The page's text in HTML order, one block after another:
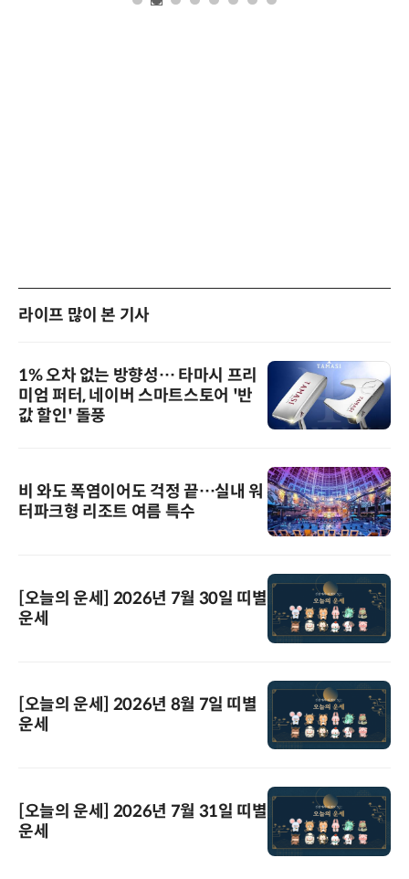
라이프 많이 본 기사
1% 오차 없는 방향성… 타마시 프리
미엄 퍼터, 네이버 스마트스토어 '반
값 할인' 돌풍
비 와도 폭염이어도 걱정 끝…실내 워
터파크형 리조트 여름 특수
[오늘의 운세] 2026년 7월 30일 띠별
운세
[오늘의 운세] 2026년 8월 7일 띠별
운세
[오늘의 운세] 2026년 7월 31일 띠별
운세